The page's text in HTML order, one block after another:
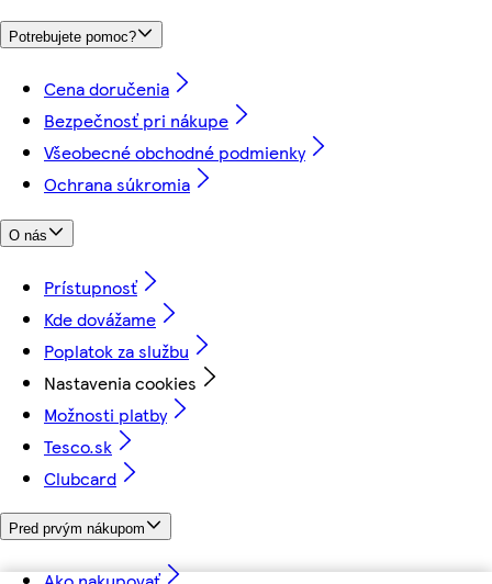
Potrebujete pomoc?
Cena doručenia
Bezpečnosť pri nákupe
Všeobecné obchodné podmienky
Ochrana súkromia
O nás
Prístupnosť
Kde dovážame
Poplatok za službu
Nastavenia cookies
Možnosti platby
Tesco.sk
Clubcard
Pred prvým nákupom